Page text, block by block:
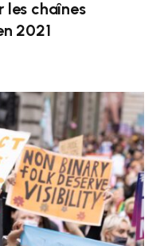
les chaînes
2021